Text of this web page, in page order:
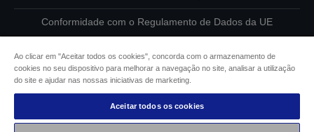
Conformidade com o Regulamento de Dados da UE
Informações sobre cookies
Compromisso da Epson para com a acessibilidade
Ao clicar em "Aceitar todos os cookies", concorda com o armazenamento de
cookies no seu dispositivo para melhorar a navegação no site, analisar a utilização
do site e ajudar nas nossas iniciativas de marketing.
Aceitar todos os cookies